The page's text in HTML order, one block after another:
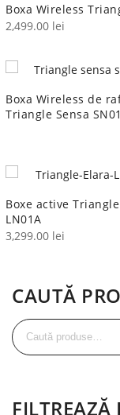
Boxa Wireless
2,499.00 lei
Boxa Wireless de
Triangle Sensa
Boxe active
LN01A
3,299.00 lei
CAUTĂ